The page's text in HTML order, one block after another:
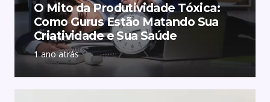
O Mito da Produtividade Tóxica:
Como Gurus Estão Matando Sua
Criatividade e Sua Saúde
1 ano atrás